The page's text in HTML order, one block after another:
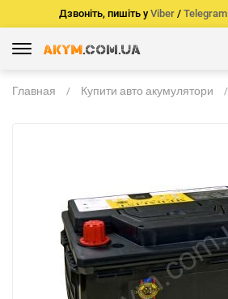
Дзвоніть, пишіть у Viber / Telegram
Главная Купити авто акумулятори